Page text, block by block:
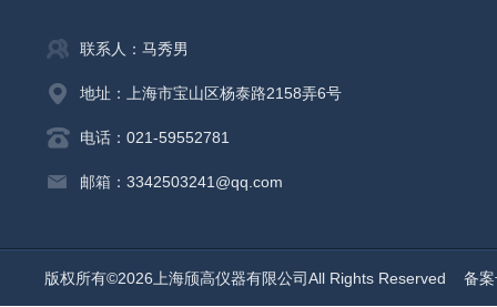
联系人：马秀男
地址：上海市宝山区杨泰路2158弄6号
电话：021-59552781
邮箱：3342503241@qq.com
版权所有©2026上海颀高仪器有限公司All Rights Reserved 备